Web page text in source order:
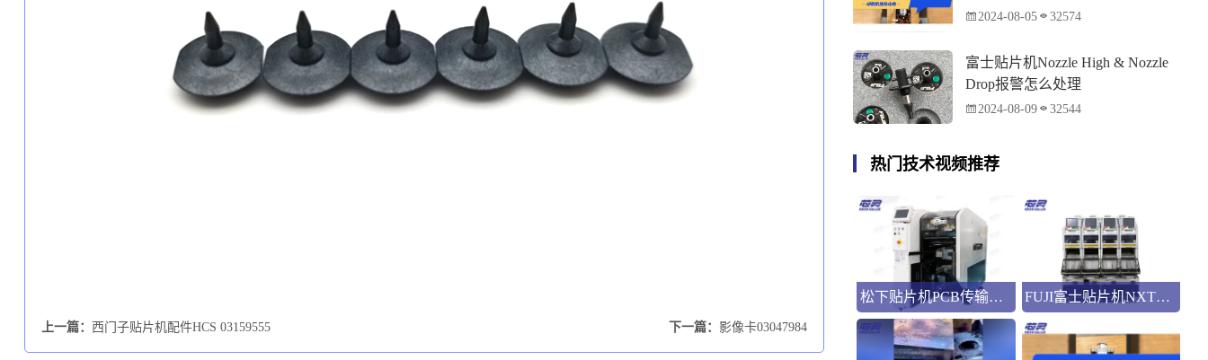
上一篇： 西门子贴片机配件HCS 03159555 下一篇： 影像卡03047984
2024-08-05 32574
富士贴片机Nozzle High & Nozzle
Drop报警怎么处理
2024-08-09 32544
热门技术视频推荐
松下贴片机PCB传输不畅的原因与处理方法 FUJI富士贴片机NXT3选M3 III还是M6三代机？看完这篇告别纠结！